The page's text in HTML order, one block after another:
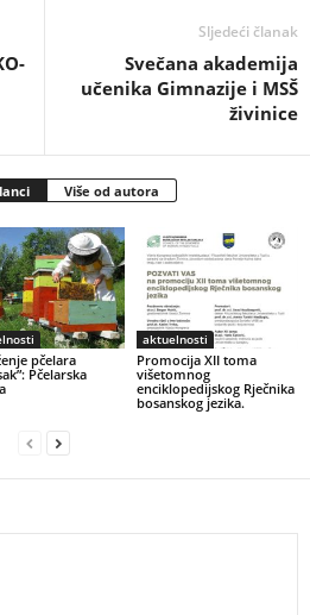
Sljedeći članak
Svečana akademija
učenika Gimnazije i MSŠ
živinice
Više od autora
pčelara
Pčelarska
aktuelnosti
Promocija XII toma
višetomnog
enciklopedijskog Rječnika
bosanskog jezika.